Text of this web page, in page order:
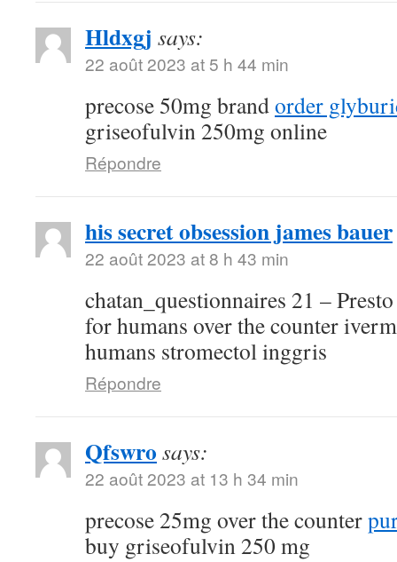
Hldxgj says:
22 août 2023 at 5 h 44 min
precose 50mg brandorder
griseofulvin 250mg online
Répondre
his secret obsession james bauer
22 août 2023 at 8 h 43 min
chatan_questionnaires 21 –
for humans over the counter
humans stromectol inggris
Répondre
Qfswro says:
22 août 2023 at 13 h 34 min
precose 25mg over the counter
buy griseofulvin 250 mg